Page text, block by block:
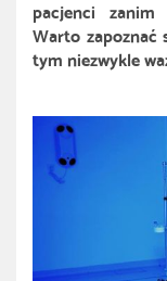
pacjenci
Warto zapoznać
tym niezwykle